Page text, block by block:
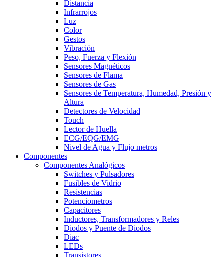
Distancia
Infrarrojos
Luz
Color
Gestos
Vibración
Peso, Fuerza y Flexión
Sensores Magnéticos
Sensores de Flama
Sensores de Gas
Sensores de Temperatura, Humedad, Presión y
Altura
Detectores de Velocidad
Touch
Lector de Huella
ECG/EQG/EMG
Nivel de Agua y Flujo metros
Componentes
Componentes Analógicos
Switches y Pulsadores
Fusibles de Vidrio
Resistencias
Potenciometros
Capacitores
Inductores, Transformadores y Reles
Diodos y Puente de Diodos
Diac
LEDs
Transistores